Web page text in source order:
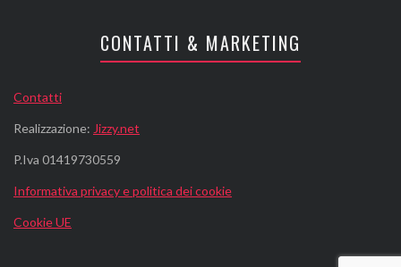
CONTATTI & MARKETING
Contatti
Realizzazione: Jizzy.net
P.Iva 01419730559
Informativa privacy e politica dei cookie
Cookie UE